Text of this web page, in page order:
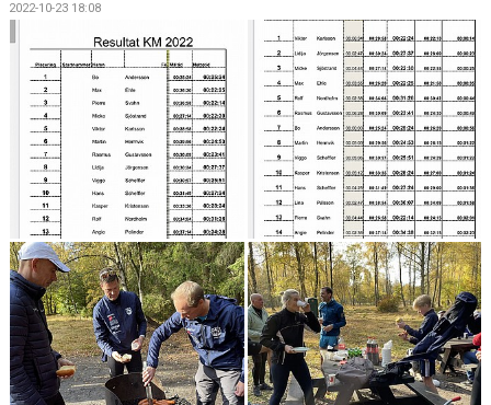
POWER 60
KONTAKT
LÄNKAR
INTERNA TÄVLINGAR
GIFT GENARPS IF TRAIL 2026
ANMÄLAN TILL LÖPGRUPPEN
2022-10-23 18:08